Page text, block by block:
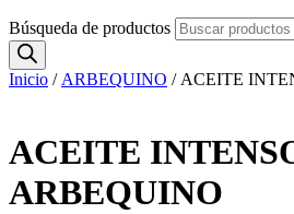
Búsqueda de productos
Inicio / ARBEQUINO / ACEITE
ACEITE
ARBEQUINO